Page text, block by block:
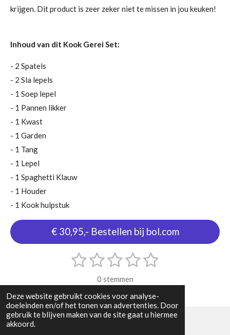
Deze website gebruikt cookies voor analyse-
doeleinden en/of het tonen van advertenties. Door
gebruik te blijven maken van de site gaat u hiermee
akkoord.
krijgen. Dit product is zeer zeker niet te missen in jou keuken!
Inhoud van dit Kook Gerei Set:
- 2 Spatels
- 2 Sla lepels
- 1 Soep lepel
- 1 Pannen likker
- 1 Kwast
- 1 Garden
- 1 Tang
- 1 Lepel
- 1 Spaghetti Klauw
- 1 Houder
- 1 Kook hulpstuk
€ 30,95,- Bestellen bij bol.com
t
i
n
g
1
t
e
2
t
e
3
s
t
e
4
s
t
e
r
5
t
e
m
e
n
0 stemmen